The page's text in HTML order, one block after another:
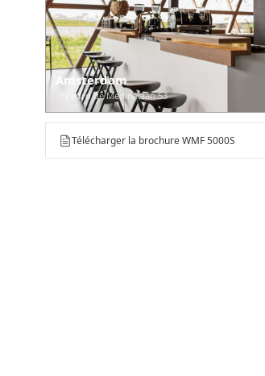
Amsterdam
Pedro de Medinalaan 53
Télécharger la brochure WMF 5000S